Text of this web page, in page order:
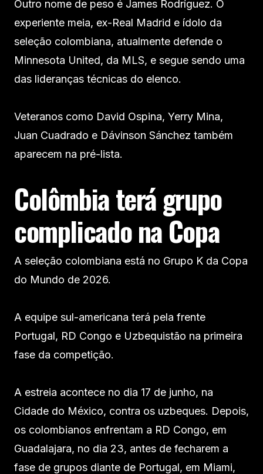
Outro nome de peso é James Rodríguez. O
experiente meia, ex-Real Madrid e ídolo da
seleção colombiana, atualmente defende o
Minnesota United, da MLS, e segue sendo uma
das lideranças técnicas do elenco.
Veteranos como David Ospina, Yerry Mina,
Juan Cuadrado e Dávinson Sánchez também
aparecem na pré-lista.
Colômbia terá grupo
complicado na Copa
A seleção colombiana está no Grupo K da Copa
do Mundo de 2026.
A equipe sul-americana terá pela frente
Portugal, RD Congo e Uzbequistão na primeira
fase da competição.
A estreia acontece no dia 17 de junho, na
Cidade do México, contra os uzbeques. Depois,
os colombianos enfrentam a RD Congo, em
Guadalajara, no dia 23, antes de fecharem a
fase de grupos diante de Portugal, em Miami,